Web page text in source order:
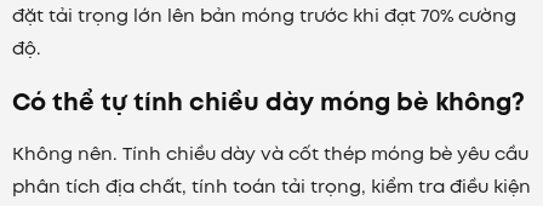
đặt tải trọng lớn lên bản móng trước khi đạt 70% cường
độ.
Có thể tự tính chiều dày móng bè không?
Không nên. Tính chiều dày và cốt thép móng bè yêu cầu
phân tích địa chất, tính toán tải trọng, kiểm tra điều kiện